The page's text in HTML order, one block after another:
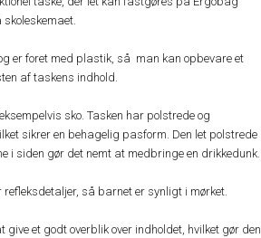
er foret med plastik, så man kan opbevare et
af taskens indhold.
sko. Tasken har polstrede og
sikrer en behagelig pasform. Den let polstrede
i siden gør det nemt at medbringe en drikkedunk.
så barnet er synligt i mørket.
et godt overblik over indholdet, hvilket gør den